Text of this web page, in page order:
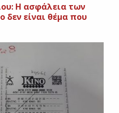
Η ασφάλεια των
δεν είναι θέμα που